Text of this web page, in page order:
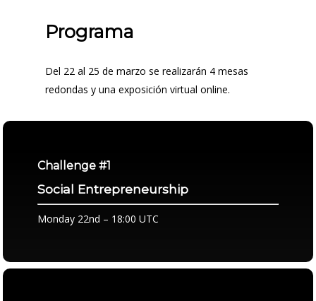
Programa
Del 22 al 25 de marzo se realizarán 4 mesas
redondas y una exposición virtual online.
Challenge #1
Social Entrepreneurship
Monday 22nd – 18:00 UTC